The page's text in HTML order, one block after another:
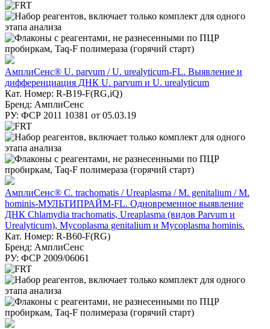
АмплиСенс® U. parvum / U. urealyticum-FL. Выявление и
дифференциация ДНК U. parvum и U. urealyticum
Кат. Номер: R-B19-F(RG,iQ)
Бренд: АмплиСенс
РУ: ФСР 2011 10381 от 05.03.19
АмплиСенс® C. trachomatis / Ureaplasma / M. genitalium / M.
hominis-МУЛЬТИПРАЙМ-FL. Одновременное выявление
ДНК Chlamydia trachomatis, Ureaplasma (видов Parvum и
Urealyticum), Mycoplasma genitalium и Mycoplasma hominis.
Кат. Номер: R-B60-F(RG)
Бренд: АмплиСенс
РУ: ФСР 2009/06061